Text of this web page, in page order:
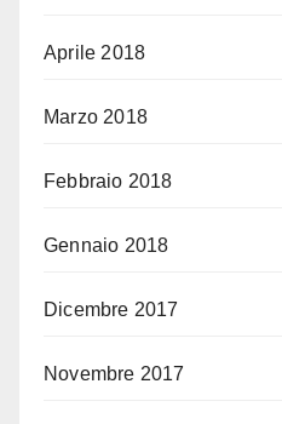
Aprile 2018
Marzo 2018
Febbraio 2018
Gennaio 2018
Dicembre 2017
Novembre 2017